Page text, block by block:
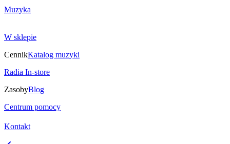
Muzyka
W sklepie
CennikKatalog muzyki
Radia In-store
ZasobyBlog
Centrum pomocy
Kontakt